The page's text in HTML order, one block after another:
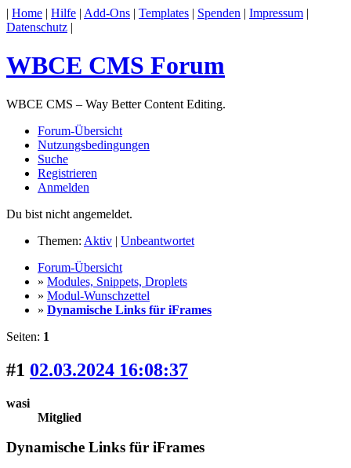
| Home | Hilfe | Add-Ons | Templates | Spenden | Impressum |
Datenschutz |
WBCE CMS Forum
WBCE CMS – Way Better Content Editing.
Forum-Übersicht
Nutzungsbedingungen
Suche
Registrieren
Anmelden
Du bist nicht angemeldet.
Themen: Aktiv | Unbeantwortet
Forum-Übersicht
» Modules, Snippets, Droplets
» Modul-Wunschzettel
» Dynamische Links für iFrames
Seiten: 1
#1 02.03.2024 16:08:37
wasi
Mitglied
Dynamische Links für iFrames